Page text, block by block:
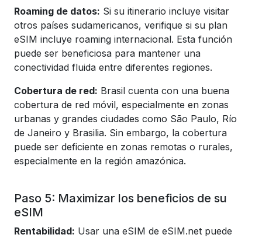
Roaming de datos: Si su itinerario incluye visitar
otros países sudamericanos, verifique si su plan
eSIM incluye roaming internacional. Esta función
puede ser beneficiosa para mantener una
conectividad fluida entre diferentes regiones.
Cobertura de red: Brasil cuenta con una buena
cobertura de red móvil, especialmente en zonas
urbanas y grandes ciudades como São Paulo, Río
de Janeiro y Brasilia. Sin embargo, la cobertura
puede ser deficiente en zonas remotas o rurales,
especialmente en la región amazónica.
Paso 5: Maximizar los beneficios de su
eSIM
Rentabilidad: Usar una eSIM de eSIM.net puede